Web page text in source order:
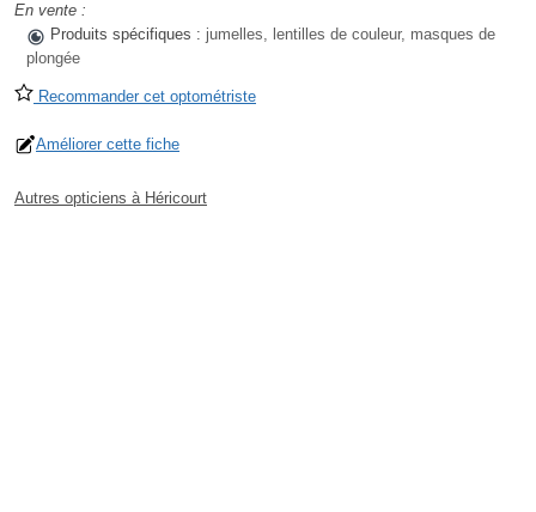
En vente :
Produits spécifiques : jumelles, lentilles de couleur, masques de
plongée
Recommander cet optométriste
Améliorer cette fiche
Autres opticiens à Héricourt